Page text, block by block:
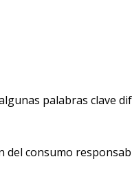
palabras clave
consumo